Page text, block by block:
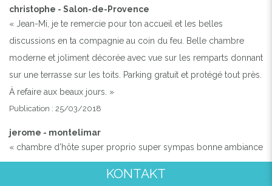
christophe - Salon-de-Provence
« Jean-Mi, je te remercie pour ton accueil et les belles
discussions en ta compagnie au coin du feu. Belle chambre
moderne et joliment décorée avec vue sur les remparts donnant
sur une terrasse sur les toits. Parking gratuit et protégé tout près.
À refaire aux beaux jours. »
Publication : 25/03/2018
jerome - montelimar
« chambre d’hôte super proprio super sympas bonne ambiance
vivement le retour la bas »
KONTAKT